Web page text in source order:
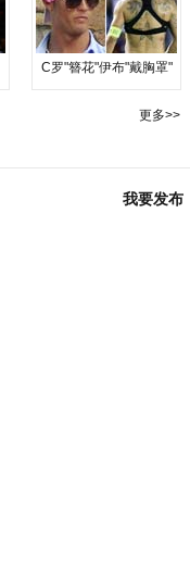
C罗"簪花"伊布"戴胸罩"
更多>>
我要发布